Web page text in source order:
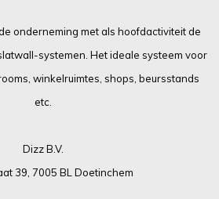
onderneming met als hoofdactiviteit de
systemen. Het ideale systeem voor
winkelruimtes, shops, beursstands
etc.
Dizz B.V.
39, 7005 BL Doetinchem